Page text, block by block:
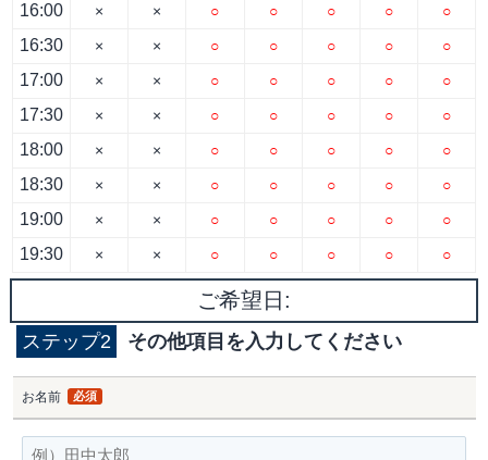
16:00
16:30
17:00
17:30
18:00
18:30
19:00
19:30
×
×
×
×
×
×
×
×
×
×
×
×
×
×
×
×
○
○
○
○
○
○
○
○
○
○
○
○
○
○
○
○
○
○
○
○
○
○
○
○
○
○
○
○
○
○
○
○
○
○
○
○
○
○
○
○
ご希望日:
ステップ2 その他項目を入力してください
お名前 必須